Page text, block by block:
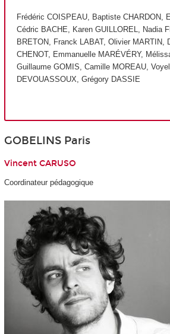
Frédéric COISPEAU, Baptiste CHARDON,
Cédric BACHE, Karen GUILLOREL, Nadia
BRETON, Franck LABAT, Olivier MARTIN,
CHENOT, Emmanuelle MARÉVÉRY,
Guillaume GOMIS, Camille MOREAU,
DEVOUASSOUX, Grégory DASSIE
GOBELINS Paris
Vincent CARUSO
Coordinateur pédagogique